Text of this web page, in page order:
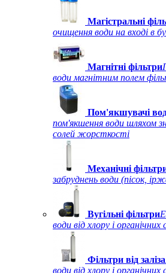
Магістральні
очищення води на вході в
Магнітні фільтри
води магнітним полем
Пом'якшувачі
пом'якшення води шляхом
солей жорсткості
Механічні
забруднень води (пісок,
Вугільні фільтри
води від хлору і органічних
Фільтри від заліза
води від хлору і органічних